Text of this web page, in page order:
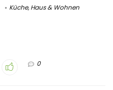
Küche, Haus & Wohnen
0